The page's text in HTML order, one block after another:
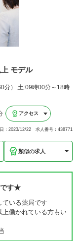
上 モデル
分）,土:09時00分～18時
アクセス
：2023/12/22 求人番号：438771
類似の求人
です★
いる薬局です
働かれている方もい